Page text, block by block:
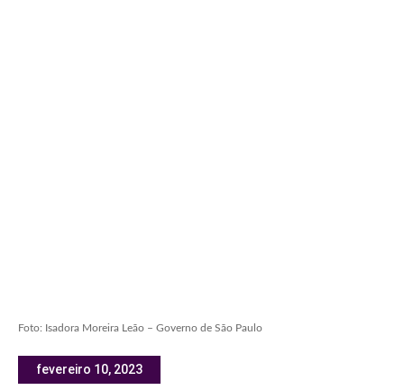
Foto: Isadora Moreira Leão – Governo de São Paulo
fevereiro 10, 2023